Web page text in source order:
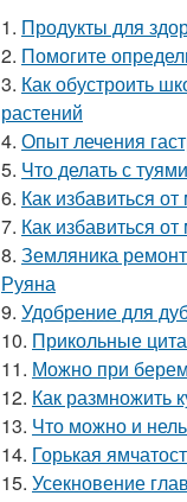
1. Продукты для
2. Помогите
3. Как обустроить
растений
4. Опыт лечения
5. Что делать с
6. Как избавиться
7. Как избавиться
8. Земляника
Руяна
9. Удобрение для
10. Прикольные
11. Можно при
12. Как размножить
13. Что можно и
14. Горькая
15. Усекновение